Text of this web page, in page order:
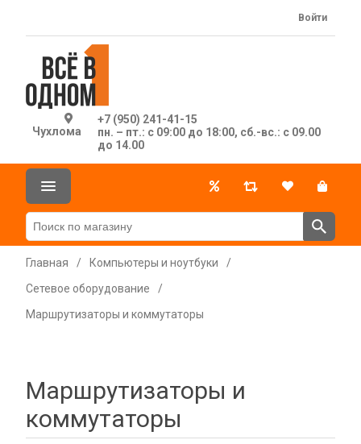
Чухлома
+7 (950) 241-41-15
пн. – пт.: с 09:00 до 18:00, сб.-вс.: с 09.00
до 14.00
Войти
Главная / Компьютеры и ноутбуки
/
Сетевое оборудование
/
Маршрутизаторы и коммутаторы
Маршрутизаторы и
коммутаторы